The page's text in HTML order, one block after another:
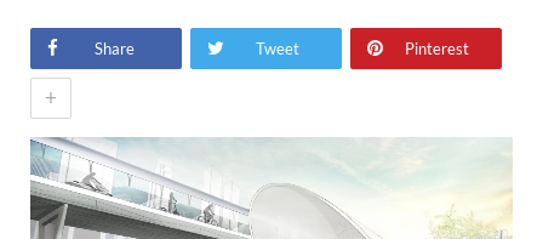
Share Tweet Pinterest
+